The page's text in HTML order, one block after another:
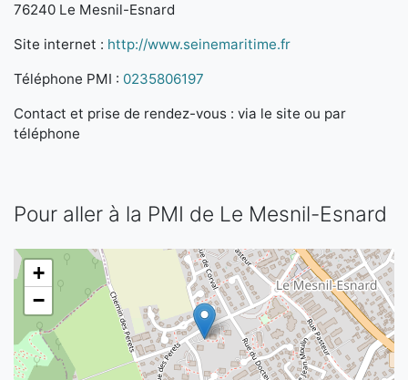
76240 Le Mesnil-Esnard
Site internet : http://www.seinemaritime.fr
Téléphone PMI : 0235806197
Contact et prise de rendez-vous : via le site ou par
téléphone
Pour aller à la PMI de Le Mesnil-Esnard
+
−